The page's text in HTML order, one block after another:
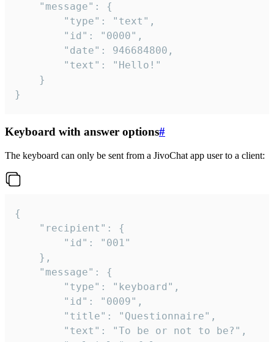
}
Keyboard with answer options#
The keyboard can only be sent from a JivoChat app user to a client:
{